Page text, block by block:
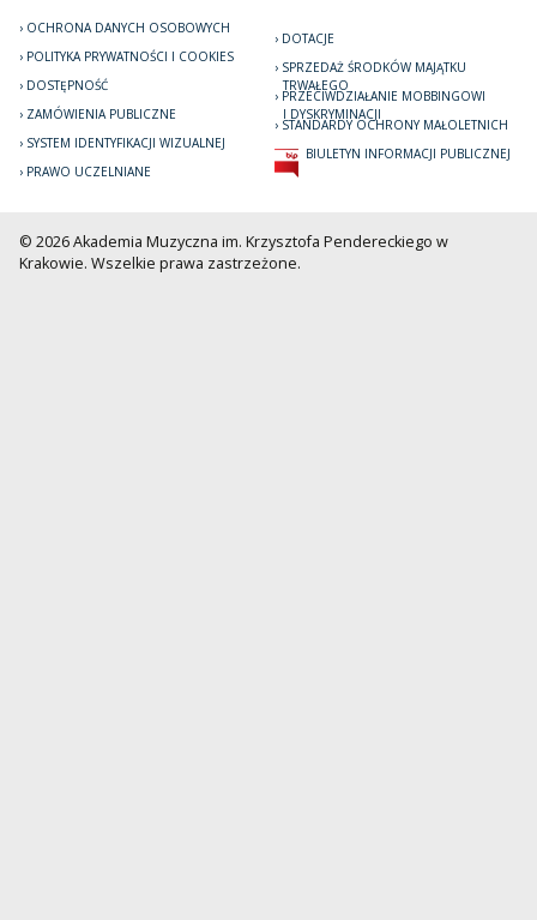
OCHRONA DANYCH OSOBOWYCH
POLITYKA PRYWATNOŚCI I COOKIES
DOSTĘPNOŚĆ
ZAMÓWIENIA PUBLICZNE
SYSTEM IDENTYFIKACJI WIZUALNEJ
PRAWO UCZELNIANE
DOTACJE
SPRZEDAŻ ŚRODKÓW MAJĄTKU
TRWAŁEGO
PRZECIWDZIAŁANIE MOBBINGOWI
I DYSKRYMINACJI
STANDARDY OCHRONY MAŁOLETNICH
BIULETYN INFORMACJI PUBLICZNEJ
© 2026 Akademia Muzyczna im. Krzysztofa Pendereckiego w
Krakowie. Wszelkie prawa zastrzeżone.